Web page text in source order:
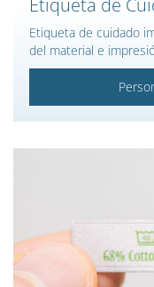
Etiqueta de
Etiqueta de cuidado
del material e